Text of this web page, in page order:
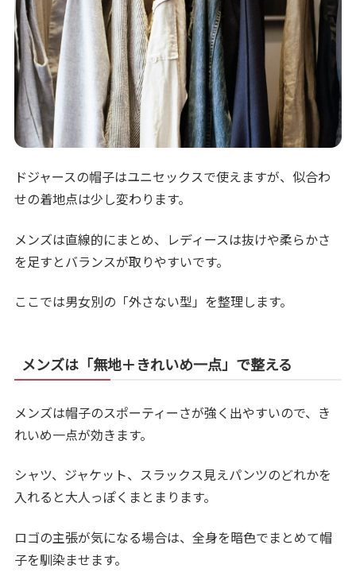
ドジャースの帽子はユニセックスで使えますが、似合わ
せの着地点は少し変わります。
メンズは直線的にまとめ、レディースは抜けや柔らかさ
を足すとバランスが取りやすいです。
ここでは男女別の「外さない型」を整理します。
メンズは「無地＋きれいめ一点」で整える
メンズは帽子のスポーティーさが強く出やすいので、き
れいめ一点が効きます。
シャツ、ジャケット、スラックス見えパンツのどれかを
入れると大人っぽくまとまります。
ロゴの主張が気になる場合は、全身を暗色でまとめて帽
子を馴染ませます。